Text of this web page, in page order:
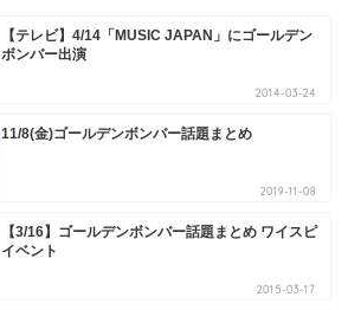
【テレビ】4/14「MUSIC JAPAN」にゴールデン
ボンバー出演
2014-03-24
11/8(金)ゴールデンボンバー話題まとめ
2019-11-08
【3/16】ゴールデンボンバー話題まとめ ワイスピ
イベント
2015-03-17